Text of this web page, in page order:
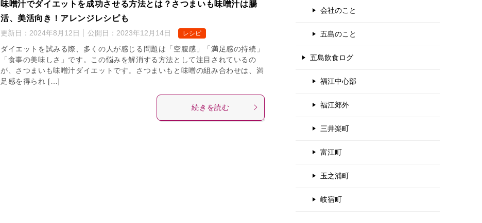
味噌汁でダイエットを成功させる方法とは？さつまいも味噌汁は腸
活、美活向き！アレンジレシピも
更新日： 2024年8月12日 公開日： 2023年12月14日 レシピ
ダイエットを試みる際、多くの人が感じる問題は「空腹感」「満足感の持続」
「食事の美味しさ」です。この悩みを解消する方法として注目されているの
が、さつまいも味噌汁ダイエットです。さつまいもと味噌の組み合わせは、満
足感を得られ […]
続きを読む
会社のこと
五島のこと
五島飲食ログ
福江中心部
福江郊外
三井楽町
富江町
玉之浦町
岐宿町